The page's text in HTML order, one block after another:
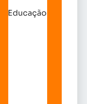
Educação